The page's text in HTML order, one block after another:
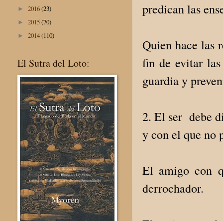
predican las
Quien hace las
fin de evitar
guardia y
2. El ser debe
y con el que no
El amigo con
derrochador.
► 2016(23)
► 2015(70)
► 2014(110)
El Sutra del Loto: